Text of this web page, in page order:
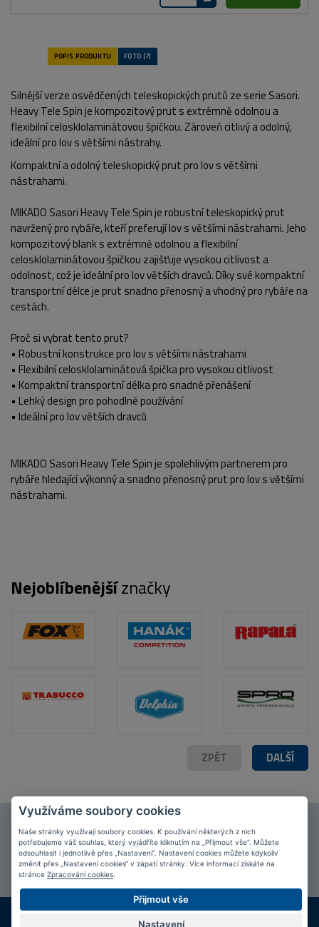
Silnější verze osvědčených teleskopických prutů ze serie Sasori.
Heavy Tele Spin je kompozitový prut s extrémně odolnou a
flexibilní celosklolaminátovou špičkou. Zároveň citlivý a odolný,
ideální pro lov s většími nástrahy.
Kompaktní a odolný teleskopický prut pro lov s většími
nástrahami.
MIKADO Sasori Heavy Tele Spin je robustní teleskopický prut
navržený pro rybáře, kteří preferují lov s většími nástrahami. Jeho
kompozitový blank s extrémně odolnou a flexibilní
celosklolaminátovou špičkou zajišťuje vysokou citlivost a
odolnost, což je ideální pro lov větších dravců. Díky své kompaktní
transportní délce je prut snadno přenosný a vhodný pro rybáře na
cestách.
Proč si vybrat tento prut?
• Robustní konstrukce pro lov s většími nástrahami
• Flexibilní celosklolaminátová špička pro vysokou citlivost
• Kompaktní transportní délka pro snadné přenášení
• Lehký design pro pohodlné používání
• Ideální pro lov větších dravců
MIKADO Sasori Heavy Tele Spin je spolehlivým partnerem pro
rybáře hledající výkonný a snadno přenosný prut pro lov s většími
nástrahami.
Nejoblíbenějšíznačky
DALŠÍ
ZPĚT
Připojte se k našimfanouškůmna Facebooku!
PŘIPOJIT SE
DOPRAVA ZDARMA
KAMENNÉ PRODEJNY
Využíváme soubory cookies
Naše stránky využívají soubory cookies. K používání některých z nich
potřebujeme váš souhlas, který vyjádříte kliknutím na „Přijmout vše“. Můžete
odsouhlasit i jednotlivě přes „Nastavení“. Nastavení cookies můžete kdykoliv
změnit přes „Nastavení cookies“ v zápatí stránky. Více informací získáte na
stránce Zpracování cookies
Přijmout vše
Nastavení